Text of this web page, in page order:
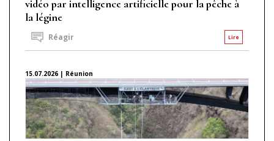
vidéo par intelligence artificielle pour la pêche à
la légine
Lire
Réagir
15.07.2026 | Réunion